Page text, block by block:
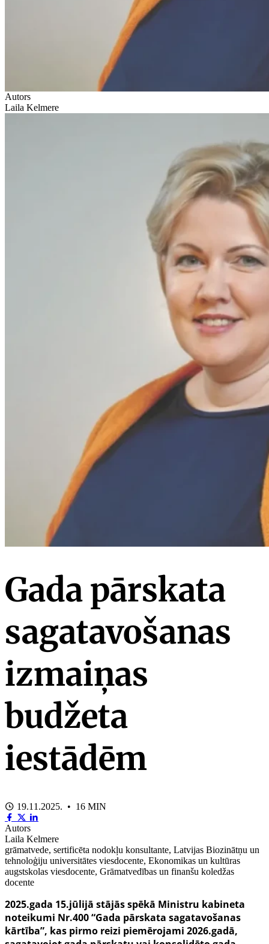
Autors
Laila Kelmere
Gada pārskata
sagatavošanas
izmaiņas
budžeta
iestādēm
19.11.2025. • 16 MIN
Autors
Laila Kelmere
grāmatvede, sertificēta nodokļu konsultante, Latvijas Biozinātņu un
tehnoloģiju universitātes viesdocente, Ekonomikas un kultūras
augstskolas viesdocente, Grāmatvedības un finanšu koledžas
docente
2025.gada 15.jūlijā stājās spēkā Ministru kabineta
noteikumi Nr.400 “Gada pārskata sagatavošanas
kārtība”, kas pirmo reizi piemērojami 2026.gadā,